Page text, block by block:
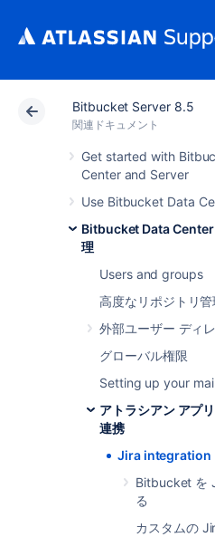
Bitbucket Server 8.5
関連ドキュメント
Get started with
Center and Server
Use Bitbucket Data
Bitbucket Data
理
Users and groups
高度なリポジトリ管
外部ユーザー ディ
グローバル権限
Setting up your
アトラシアン アプ
連携
Jira integration
Bitbucket を
る
カスタムの
アトラシアン サポート
Jira
Integrating Bitbucket
with Jira Software
makes it easy to keep
code changes and
between tools. Once
Bitbucket
request to a Jira issue by
その後、Jira で次のことを
課題内で開発ステ
イムで確認
Bitbucket イベン
ジションをトリガー
特定のバージョン
OAuth を使い、
発情報を確認